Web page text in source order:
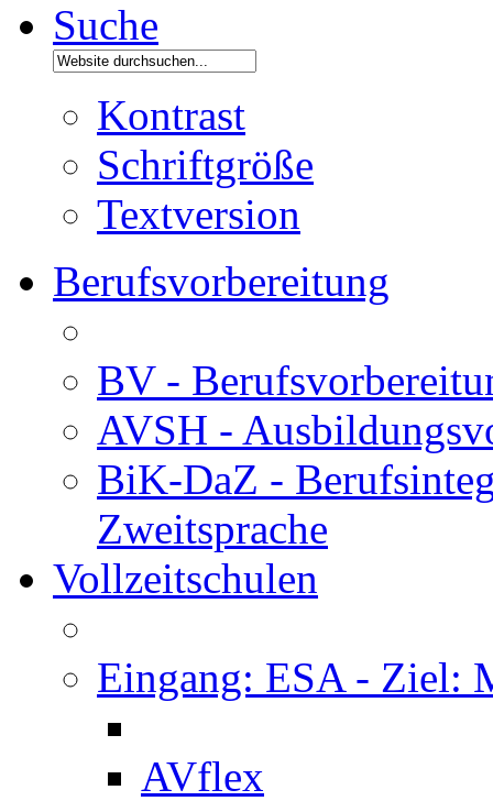
Suche
Kontrast
Schriftgröße
Textversion
Berufsvorbereitung
BV -
AVSH -
BiK-DaZ -
Zweitsprache
Vollzeitschulen
Eingang: ESA - Ziel:
AVflex